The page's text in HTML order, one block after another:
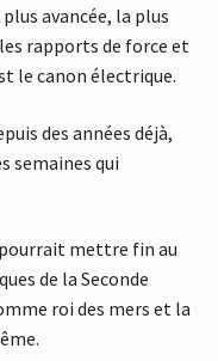
avancée, la plus
rapports de force et
le canon électrique.
des années déjà,
semaines qui
mettre fin au
de la Seconde
roi des mers et la